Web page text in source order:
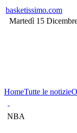
basketissimo.com
Martedì 15
HomeTutte le notizie
NBA